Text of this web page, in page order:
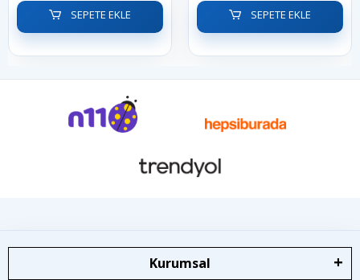
SEPETE EKLE SEPETE EKLE
Kurumsal